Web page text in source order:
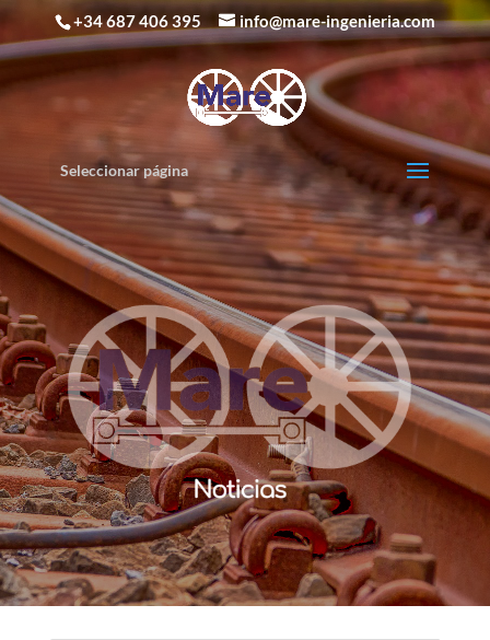
+34 687 406 395 info@mare-ingenieria.com
Seleccionar página